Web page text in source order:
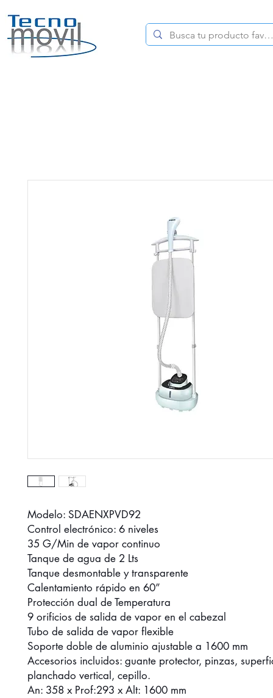
Modelo: SDAENXPVD92
Control electrónico: 6 niveles
35 G/Min de vapor continuo
Tanque de agua de 2 Lts
Tanque desmontable y transparente
Calentamiento rápido en 60”
Protección dual de Temperatura
9 orificios de salida de vapor en el cabezal
Tubo de salida de vapor flexible
Soporte doble de aluminio ajustable a 1600 mm
Accesorios incluidos: guante protector, pinzas,
planchado vertical, cepillo.
An: 358 x Prof:293 x Alt: 1600 mm